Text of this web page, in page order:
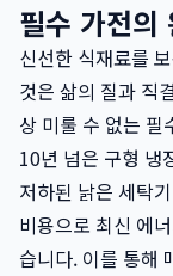
필수 가전의
신선한 식재료를
것은 삶의 질과 직
상 미룰 수 없는 필
10년 넘은 구형 냉
저하된 낡은 세탁
비용으로 최신 에
습니다. 이를 통해